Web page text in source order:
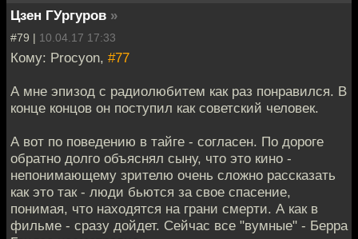
Цзен ГУргуров »
#79 | 10.04.17 17:33
Кому: Procyon, #77
А мне эпизод с радиолюбитем как раз понравился. В
конце концов он поступил как советский человек.
А вот по поведению в тайге - согласен. По дороге
обратно долго объяснял сыну, что это кино -
непонимающему зрителю очень сложно рассказать
как это так - люди бьются за свое спасение,
понимая, что находятся на грани смерти. А как в
фильме - сразу дойдет. Сейчас все "вумные" - Берра